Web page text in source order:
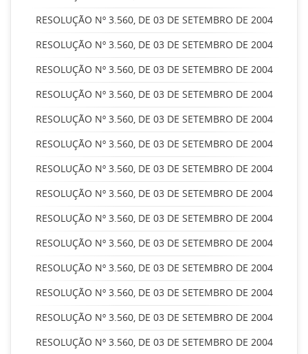
RESOLUÇÃO Nº 3.560, DE 03 DE SETEMBRO DE 2004
RESOLUÇÃO Nº 3.560, DE 03 DE SETEMBRO DE 2004
RESOLUÇÃO Nº 3.560, DE 03 DE SETEMBRO DE 2004
RESOLUÇÃO Nº 3.560, DE 03 DE SETEMBRO DE 2004
RESOLUÇÃO Nº 3.560, DE 03 DE SETEMBRO DE 2004
RESOLUÇÃO Nº 3.560, DE 03 DE SETEMBRO DE 2004
RESOLUÇÃO Nº 3.560, DE 03 DE SETEMBRO DE 2004
RESOLUÇÃO Nº 3.560, DE 03 DE SETEMBRO DE 2004
RESOLUÇÃO Nº 3.560, DE 03 DE SETEMBRO DE 2004
RESOLUÇÃO Nº 3.560, DE 03 DE SETEMBRO DE 2004
RESOLUÇÃO Nº 3.560, DE 03 DE SETEMBRO DE 2004
RESOLUÇÃO Nº 3.560, DE 03 DE SETEMBRO DE 2004
RESOLUÇÃO Nº 3.560, DE 03 DE SETEMBRO DE 2004
RESOLUÇÃO Nº 3.560, DE 03 DE SETEMBRO DE 2004